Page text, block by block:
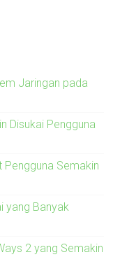
Jaringan pada
Disukai Pengguna
Pengguna Semakin
yang Banyak
2 yang Semakin